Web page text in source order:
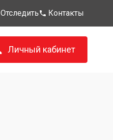
Отследить Контакты
Личный кабинет